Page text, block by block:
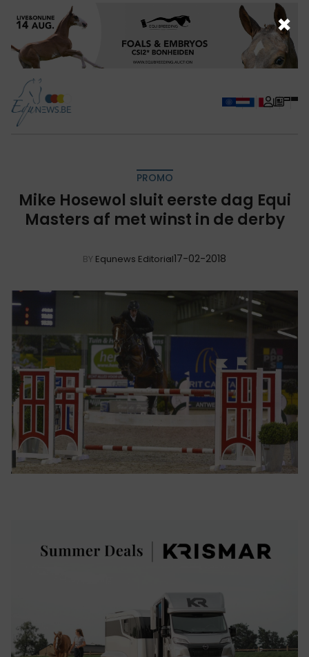
PROMO
Mike Hosewol sluit eerste dag Equi
Masters af met winst in de derby
BY Equnews Editorial17-02-2018
×